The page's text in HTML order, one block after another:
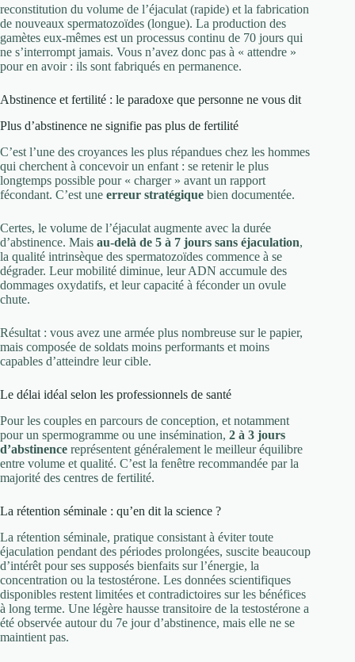
reconstitution du volume de l’éjaculat (rapide) et la fabrication
de nouveaux spermatozoïdes (longue). La production des
gamètes eux-mêmes est un processus continu de 70 jours qui
ne s’interrompt jamais. Vous n’avez donc pas à « attendre »
pour en avoir : ils sont fabriqués en permanence.
Abstinence et fertilité : le paradoxe que personne ne vous dit
Plus d’abstinence ne signifie pas plus de fertilité
C’est l’une des croyances les plus répandues chez les hommes
qui cherchent à concevoir un enfant : se retenir le plus
longtemps possible pour « charger » avant un rapport
fécondant. C’est une erreur stratégique bien documentée.
Certes, le volume de l’éjaculat augmente avec la durée
d’abstinence. Mais au-delà de 5 à 7 jours sans éjaculation,
la qualité intrinsèque des spermatozoïdes commence à se
dégrader. Leur mobilité diminue, leur ADN accumule des
dommages oxydatifs, et leur capacité à féconder un ovule
chute.
Résultat : vous avez une armée plus nombreuse sur le papier,
mais composée de soldats moins performants et moins
capables d’atteindre leur cible.
Le délai idéal selon les professionnels de santé
Pour les couples en parcours de conception, et notamment
pour un spermogramme ou une insémination, 2 à 3 jours
d’abstinence représentent généralement le meilleur équilibre
entre volume et qualité. C’est la fenêtre recommandée par la
majorité des centres de fertilité.
La rétention séminale : qu’en dit la science ?
La rétention séminale, pratique consistant à éviter toute
éjaculation pendant des périodes prolongées, suscite beaucoup
d’intérêt pour ses supposés bienfaits sur l’énergie, la
concentration ou la testostérone. Les données scientifiques
disponibles restent limitées et contradictoires sur les bénéfices
à long terme. Une légère hausse transitoire de la testostérone a
été observée autour du 7e jour d’abstinence, mais elle ne se
maintient pas.